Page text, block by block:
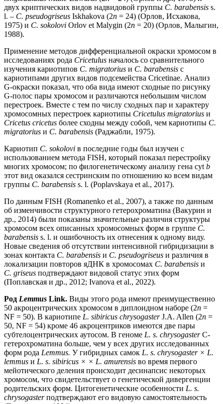
двух криптических видов надвидовой группы C. barabensis s.
l. – С. pseudogriseus Iskhakova (2n = 24) (Орлов, Исхакова,
1975) и C. sokolovi Orlov et Malygin (2n = 20) (Орлов, Малыгин,
1988).
Применение методов дифференциальной окраски хромосом в
исследованиях рода Cricetulus началось со сравнительного
изучения кариотипов С. migratorius и C. barabensis с
кариотипами других видов подсемейства Cricetinae. Анализ
G-окраски показал, что оба вида имеют сходные по рисунку
G-полос пары хромосом и различаются небольшим числом
перестроек. Вместе с тем по числу сходных пар и характеру
хромосомных перестроек кариотипы Cricetulus migratorius и
Cricetus cricetus более сходны между собой, чем кариотипы С.
migratorius и C. barabensis (Раджабли, 1975).
Кариотип C. sokolovi в последние годы был изучен с
использованием метода FISH, который показал перестройку
многих хромосом; по филогенетическому анализу гена cyt b
этот вид оказался сестринским по отношению ко всем видам
группы C. barabensis s. l. (Poplavskaya et al., 2017).
По данным FISH (Romanenko et al., 2007), а также по данным
об изменчивости структурного гетерохроматина (Вакурин и
др., 2014) были показаны значительные различия структуры
хромосом всех описанных хромосомных форм в группе C.
barabensis s. l. и ошибочность их отнесения к одному виду.
Новые сведения об отсутствии интенсивной гибридизации в
зонах контакта C. barabensis и С. pseudogriseus и различия в
локализации повторов яДНК в хромосомах C. barabensis и
C. griseus подтверждают видовой статус этих форм
(Поплавская и др., 2012; Ivanova et al., 2022).
Род Lemmus Link. Виды этого рода имеют преимущественно
50 акроцентрических хромосом в диплоидном наборе (2n =
NF = 50). В кариотипе L. sibiricus chrysogasterJ.A. Allen (2n =
50, NF = 54) кроме 46 акроцентриков имеются две пары
субтелоцентрических аутосом. В геноме L. s. chrysogasterС-
гетерохроматина больше, чем у всех других исследованных
форм рода Lemmus. У гибридных самок L. s. chrysogaster × L.
lemmus и L. s. sibiricus × × L. amurensis во время первого
мейотического деления происходит десинапсис некоторых
хромосом, что свидетельствует о генетической дивергенции
родительских форм. Цитогенетические особенности L. s.
chrysogasterподтверждают его видовую самостоятельность